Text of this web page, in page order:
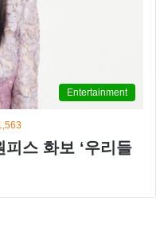
Entertainment
스 화보 ‘우리들